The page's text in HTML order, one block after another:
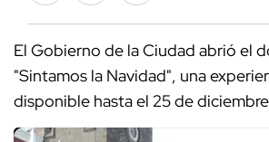
El Gobierno de la Ciudad abrió el
"Sintamos la Navidad", una
disponible hasta el 25 de